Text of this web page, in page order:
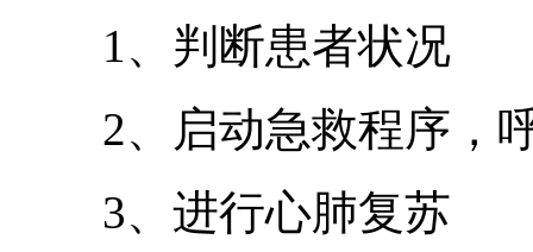
1、判断患者状况
2、启动急救程序，
3、进行心肺复苏